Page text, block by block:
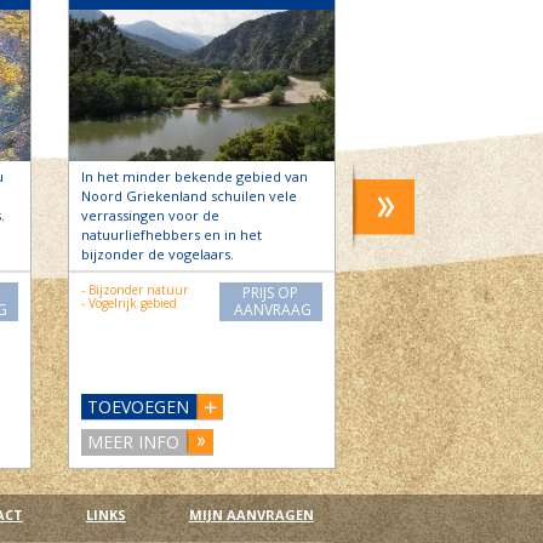
In het minder bekende gebied van
Noord Griekenland schuilen vele
verrassingen voor de
natuurliefhebbers en in het
bijzonder de vogelaars.
- Bijzonder natuur
- Vogelrijk gebied
PRIJS OP
AANVRAAG
TOEVOEGEN
MEER INFO
De Heos studio’s en
zijn gebouwd op een
groot landgoed
aangelegde tuinen. De
richting…
- Airco
- Zwembad
- Wifi
- Kinderbedje
TOEVOEGEN
MEER INFO
LINKS MIJN AANVRAGEN